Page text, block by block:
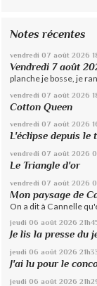
Notes récentes
vendredi 07 août 2026
Vendredi 7 août
planche je bosse, je
vendredi 07 août 2026
Cotton Queen
vendredi 07 août 2026
L'éclipse depuis le
vendredi 07 août 2026
Le Triangle d'or
vendredi 07 août 2026
Mon paysage de
On a dit à Cannelle
jeudi 06 août 2026
Je lis la presse du
jeudi 06 août 2026
J'ai lu pour le
jeudi 06 août 2026